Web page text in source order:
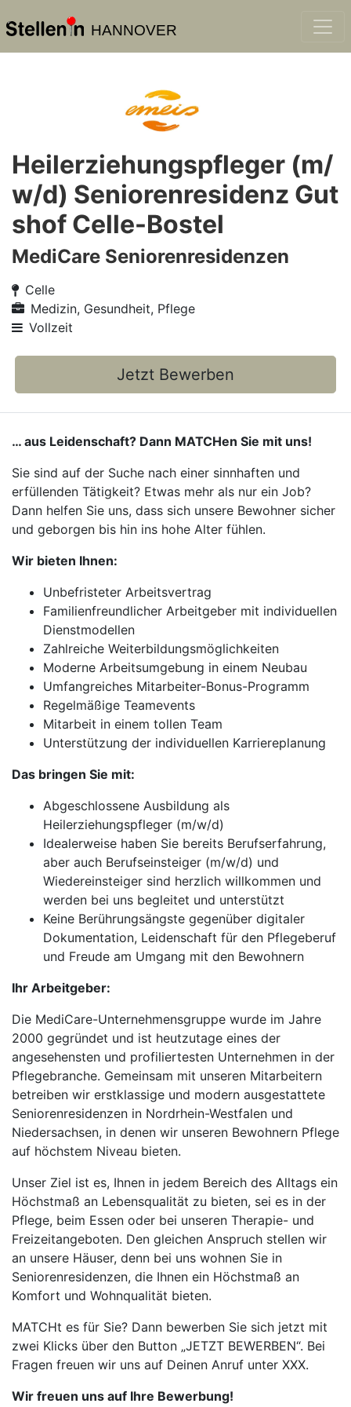
HANNOVER
Heilerziehungspfleger (m/
w/d) Seniorenresidenz Gut
shof Celle-Bostel
MediCare Seniorenresidenzen
Celle
Medizin, Gesundheit, Pflege
Vollzeit
Jetzt Bewerben
… aus Leidenschaft? Dann MATCHen Sie mit uns!
Sie sind auf der Suche nach einer sinnhaften und
erfüllenden Tätigkeit? Etwas mehr als nur ein Job?
Dann helfen Sie uns, dass sich unsere Bewohner sicher
und geborgen bis hin ins hohe Alter fühlen.
Wir bieten Ihnen:
Unbefristeter Arbeitsvertrag
Familienfreundlicher Arbeitgeber mit individuellen
Dienstmodellen
Zahlreiche Weiterbildungsmöglichkeiten
Moderne Arbeitsumgebung in einem Neubau
Umfangreiches Mitarbeiter-Bonus-Programm
Regelmäßige Teamevents
Mitarbeit in einem tollen Team
Unterstützung der individuellen Karriereplanung
Das bringen Sie mit:
Abgeschlossene Ausbildung als
Heilerziehungspfleger (m/w/d)
Idealerweise haben Sie bereits Berufserfahrung,
aber auch Berufseinsteiger (m/w/d) und
Wiedereinsteiger sind herzlich willkommen und
werden bei uns begleitet und unterstützt
Keine Berührungsängste gegenüber digitaler
Dokumentation, Leidenschaft für den Pflegeberuf
und Freude am Umgang mit den Bewohnern
Ihr Arbeitgeber:
Die MediCare-Unternehmensgruppe wurde im Jahre
2000 gegründet und ist heutzutage eines der
angesehensten und profiliertesten Unternehmen in der
Pflegebranche. Gemeinsam mit unseren Mitarbeitern
betreiben wir erstklassige und modern ausgestattete
Seniorenresidenzen in Nordrhein-Westfalen und
Niedersachsen, in denen wir unseren Bewohnern Pflege
auf höchstem Niveau bieten.
Unser Ziel ist es, Ihnen in jedem Bereich des Alltags ein
Höchstmaß an Lebensqualität zu bieten, sei es in der
Pflege, beim Essen oder bei unseren Therapie- und
Freizeitangeboten. Den gleichen Anspruch stellen wir
an unsere Häuser, denn bei uns wohnen Sie in
Seniorenresidenzen, die Ihnen ein Höchstmaß an
Komfort und Wohnqualität bieten.
MATCHt es für Sie? Dann bewerben Sie sich jetzt mit
zwei Klicks über den Button „JETZT BEWERBEN“. Bei
Fragen freuen wir uns auf Deinen Anruf unter XXX.
Wir freuen uns auf Ihre Bewerbung!